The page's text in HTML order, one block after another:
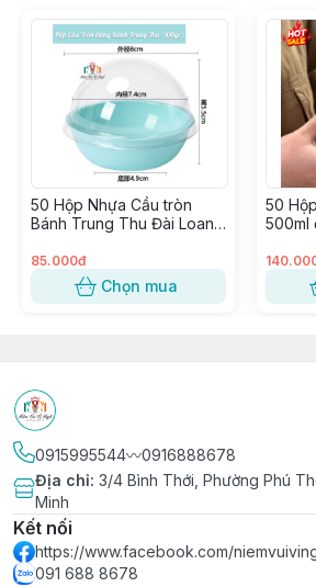
→ Phù hợp trang trí bàn tiệc Thôi
∵∵∵∵∵∵∵∵∵∵∵∵∵∵∵∵∵∵∵∵∵∵∵∵∵∵
🔰 Shop 𝐍𝐈𝐄̂̀𝐌 𝐕𝐔𝐈 𝐕𝐈̣ 𝐍𝐆𝐎̣𝐓 𝑠𝑖𝑛𝑐𝑒
🔰 Tư vấn & phục vụ tận tình chu
🔰 Có Cửa hàng & Kho hàng cung
🔰 Phân phối Sỉ & Lẻ toàn quốc giá
🔰 Nhập hàng trực tiếp, không qua
Nhà Máy lớn uy tín
50 Hộp Nhựa Cầu tròn
Bánh Trung Thu Đài Loan
Lava ~ 1 Ô (W80)
85.000đ
Chọn mua
50
500ml
Cotta
0915995544〰️0916888678
Địa chỉ: 3/4 Bình Thới, Phường Phú
Minh
Kết nối
https://www.facebook.com/
091 688 8678